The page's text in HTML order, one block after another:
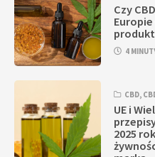
Czy
Europie
4
CBD,
UE i
2025